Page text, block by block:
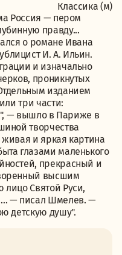
Классика (м)
Россия — пером
правду...
о романе Ивана
И. А. Ильин.
и изначально
проникнутых
изданием
три части:
— вышло в Париже в
творчества
и яркая картина
глазами маленького
прекрасный и
высшим
Святой Руси,
— писал Шмелев. —
детскую душу".